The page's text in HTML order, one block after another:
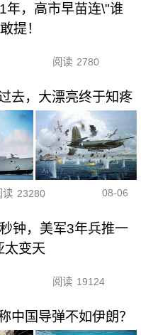
年，高市早苗连\"谁
提！
阅读 2780
去，大漂亮终于知疼
读 23280 08-06
钟，美军3年兵推一
太变天
阅读 19124
中国导弹不如伊朗？